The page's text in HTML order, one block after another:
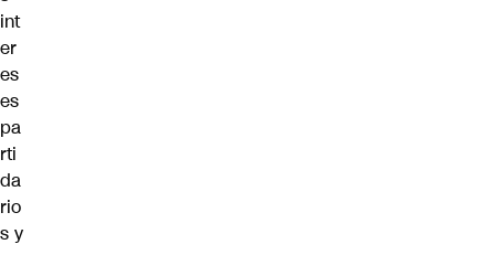
int
er
es
es
pa
rti
da
rio
s y